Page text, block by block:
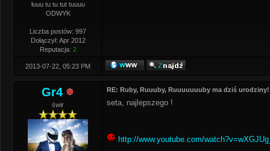
łuuu tu tu tut tuuuu
ODWYK
Liczba postów: 997
Dołączył: Apr 2012
Reputacja: 2
2013-07-22, 05:23 PM
Gr4
świr
RE: Ruby, Ruuuby, Ruuuuuuuby ma dziś
seta, najlepszego !
http://www.youtube.com/